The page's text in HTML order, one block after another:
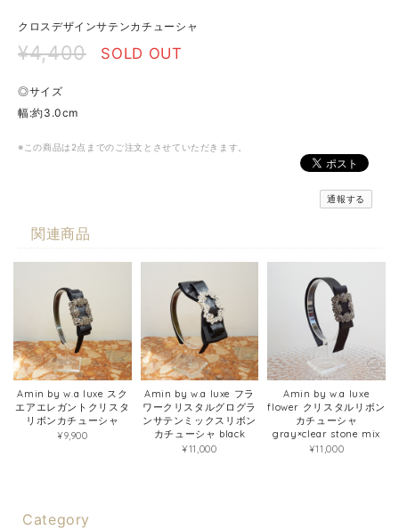
クロスデザインサテンカチューシャ
¥4,400 SOLD OUT
◎サイズ
幅:約3.0cm
※この商品は2点までのご注文とさせていただきます。
通報する
関連商品
Amin by w.a luxe スク
エアエレガントクリスタ
リボンカチューシャ
¥9,900
Amin by w.a luxe フラ
ワークリスタルグログラ
ンサテンミックスリボン
カチューシャ black
¥11,000
Amin by w.a luxe
flower クリスタルリボン
カチューシャ
gray×clear stone mix
¥11,000
Category